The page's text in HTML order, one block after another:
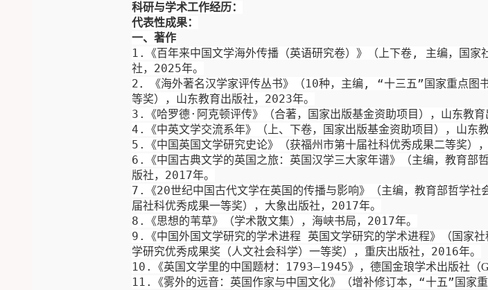
科研与学术工作经历：
代表性成果：
一、 著作
1 . 《百年来中国文学海外传播（英语研究卷）》 （上下卷, 主编，国家
社， 2025年。
2．《海外著名汉学家评传丛书》（10种， 主编 , “十三五”国家重点图
等奖）， 山东教育出版社， 2023年。
3 . 《哈罗德· 阿克顿评传》（合著，国家出版基金资助项目 ）， 山东教育
4 . 《中英文学交流系年》（上、下卷，国家出版基金资助项目），山东教
5 . 《中国英国文学研究史论》（获福州市第十届社科优秀成果二等奖）
6 .
《中国古典文学的英国之旅：英国汉学三大家年谱》（主编，教育
版社， 2017年。
7 . 《20世纪中国古代文学在英国的传播与影响》（主编，教育部哲学
届社科优秀成果一等奖），大象出版社， 2017年。
8 . 《思想的苇草》（学术散文集），海峡书局， 2017年。
9 . 《中国外国文学研究的学术进程 英国文学研究的学术进程》（国家
学研究优秀成果奖（人文社会科学） 一等奖），重庆出版社， 2016年。
10 . 《英国文学里的中国题材： 1793—1945》，德国金琅学术出版社（
11 . 《雾外的远音：英国作家与中国文化》（增补修订本，“十五”国家